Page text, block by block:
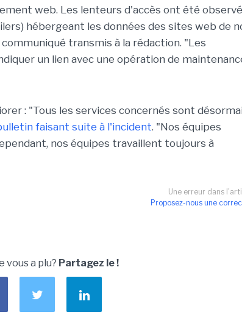
web. Les lenteurs d'accès ont été
hébergeant les données des sites web de
transmis à la rédaction. "Les
un lien avec une opération de
: "Tous les services concernés sont
faisant suite à l'incident. "Nos équipes
nos équipes travaillent toujours à
Une erreur dans
Proposez-nous une
vous a plu? Partagez le !